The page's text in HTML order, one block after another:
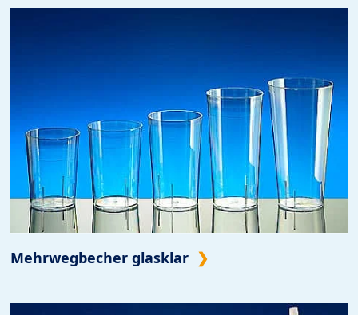
Mehrwegbecher glasklar